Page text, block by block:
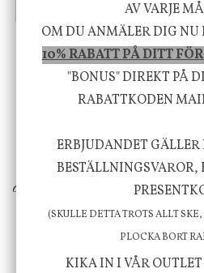
Vi vill förmedla
välbefinnande för dig
inspiration från naturen
erbjuder vi omsorgsfullt
ökar trivsel i ditt hem
att öka ditt
AV VARJE
OM DU ANMÄLER DIG NU
10% RABATT PÅ DITT
"BONUS" DIREKT PÅ
RABATTKODEN
ERBJUDANDET GÄLLER
BESTÄLLNINGSVAROR,
(SKULLE DETTA TROTS ALLT
PLOCKA BORT
KIKA IN I VÅR OUTLET